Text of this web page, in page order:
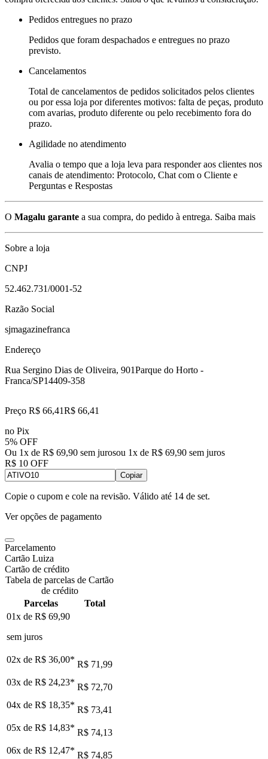
Pedidos entregues no prazo
Pedidos que foram despachados e entregues no prazo
previsto.
Cancelamentos
Total de cancelamentos de pedidos solicitados pelos clientes
ou por essa loja por diferentes motivos: falta de peças, produto
com avarias, produto diferente ou pelo recebimento fora do
prazo.
Agilidade no atendimento
Avalia o tempo que a loja leva para responder aos clientes nos
canais de atendimento: Protocolo, Chat com o Cliente e
Perguntas e Respostas
O Magalu garante a sua compra, do pedido à entrega. Saiba mais
Sobre a loja
CNPJ
52.462.731/0001-52
Razão Social
sjmagazinefranca
Endereço
Rua Sergino Dias de Oliveira, 901Parque do Horto -
Franca/SP14409-358
Preço R$ 66,41R$ 66,41
no Pix
5% OFF
Ou 1x de R$ 69,90 sem jurosou 1x de R$ 69,90 sem juros
R$ 10 OFF
Copiar
Copie o cupom e cole na revisão. Válido até 14 de set.
Ver opções de pagamento
Parcelamento
Cartão Luiza
Cartão de crédito
Tabela de parcelas de Cartão
de crédito
Parcelas
Total
01x de R$ 69,90
sem juros
02x de R$ 36,00* R$ 71,99
03x de R$ 24,23* R$ 72,70
04x de R$ 18,35* R$ 73,41
05x de R$ 14,83* R$ 74,13
06x de R$ 12,47* R$ 74,85